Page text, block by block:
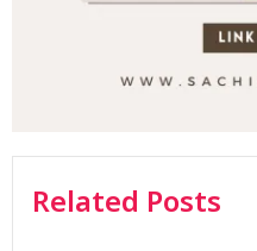
Related Posts